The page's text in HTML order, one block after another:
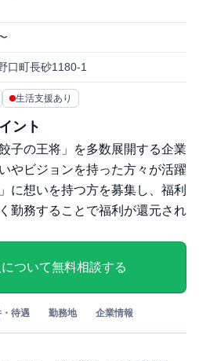
口町長砂1180-1
生活支援あり
ント
子の王将」を多数展開する企業
やビジョンを持った方々が活躍
に想いを持つ方を募集し、福利
勤務することで福利が還元され
ついて無料相談する
待遇 勤務地 企業情報